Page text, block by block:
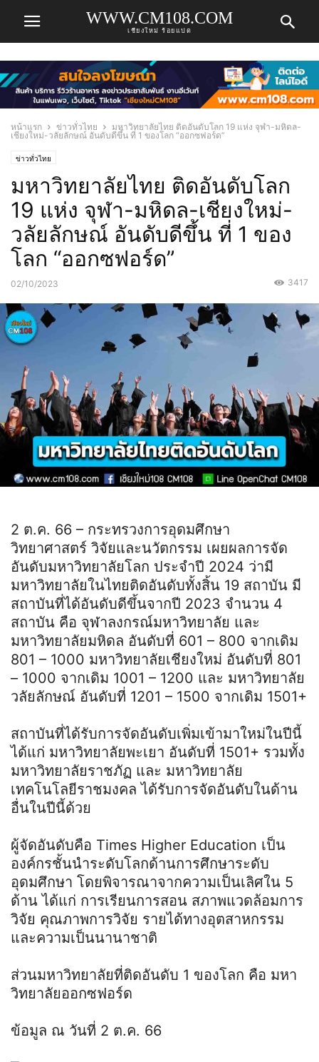
WWW.CM108.COM
เชียงใหม่ ร้อยแปด
หน้าแรก ข่าวทั่วไทย
มหาวิทยาลัยไทย ติดอันดับโลก 19 แห่ง จุฬา-มหิดล-
เชียงใหม่-วลัยลักษณ์ อันดับดีขึ้น ที่ 1 ของโลก “ออกซฟอร์ด”
ข่าวทั่วไทย
มหาวิทยาลัยไทย ติดอันดับโลก
19 แห่ง จุฬา-มหิดล-เชียงใหม่-
วลัยลักษณ์ อันดับดีขึ้น ที่ 1 ของ
โลก “ออกซฟอร์ด”
02/10/2023 3417
2 ต.ค. 66 – กระทรวงการอุดมศึกษา
วิทยาศาสตร์ วิจัยและนวัตกรรม เผยผลการจัด
อันดับมหาวิทยาลัยโลก ประจำปี 2024 ว่ามี
มหาวิทยาลัยในไทยติดอันดับทั้งสิ้น 19 สถาบัน มี
สถาบันที่ได้อันดับดีขึ้นจากปี 2023 จำนวน 4
สถาบัน คือ จุฬาลงกรณ์มหาวิทยาลัย และ
มหาวิทยาลัยมหิดล อันดับที่ 601 – 800 จากเดิม
801 – 1000 มหาวิทยาลัยเชียงใหม่ อันดับที่ 801
– 1000 จากเดิม 1001 – 1200 และ มหาวิทยาลัย
วลัยลักษณ์ อันดับที่ 1201 – 1500 จากเดิม 1501+
สถาบันที่ได้รับการจัดอันดับเพิ่มเข้ามาใหม่ในปีนี้
ได้แก่ มหาวิทยาลัยพะเยา อันดับที่ 1501+ รวมทั้ง
มหาวิทยาลัยราชภัฏ และ มหาวิทยาลัย
เทคโนโลยีราชมงคล ได้รับการจัดอันดับในด้าน
อื่นในปีนี้ด้วย
ผู้จัดอันดับคือ Times Higher Education เป็น
องค์กรชั้นนำระดับโลกด้านการศึกษาระดับ
อุดมศึกษา โดยพิจารณาจากความเป็นเลิศใน 5
ด้าน ได้แก่ การเรียนการสอน สภาพแวดล้อมการ
วิจัย คุณภาพการวิจัย รายได้ทางอุตสาหกรรม
และความเป็นนานาชาติ
ส่วนมหาวิทยาลัยที่ติดอันดับ 1 ของโลก คือ มหา
วิทยาลัยออกซฟอร์ด
ข้อมูล ณ วันที่ 2 ต.ค. 66